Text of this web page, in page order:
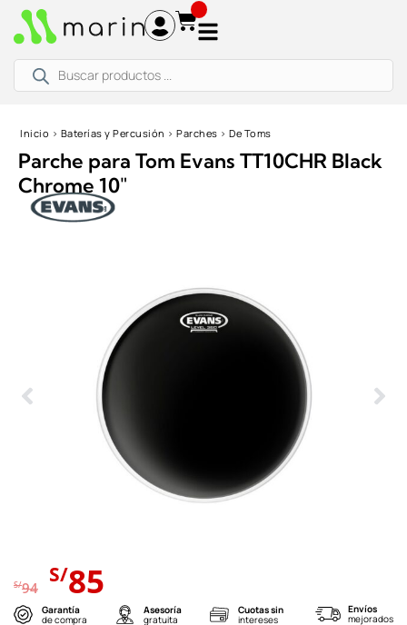
productos
Inicio › Baterías y Percusión › Parches › De Toms
Parche para Tom Evans TT10CHR Black
Chrome 10″
S/94 El
precio
original
S/85 precio
actual
Garantía
de compra
Asesoría
gratuita
Cuotas sin
intereses
Envíos
mejorados